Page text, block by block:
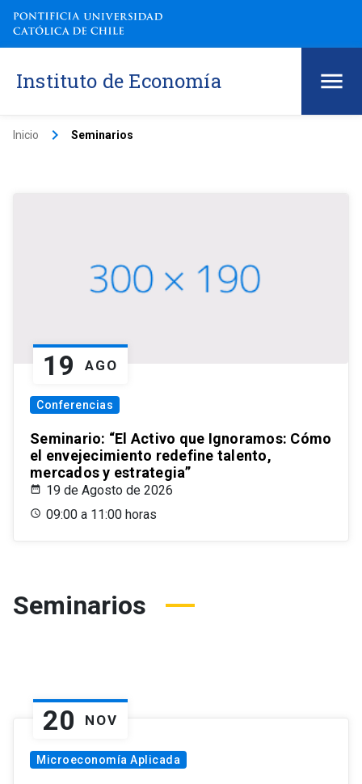
Instituto de Economía
Inicio keyboard_arrow_right Seminarios
19 AGO
Conferencias
Seminario: “El Activo que Ignoramos: Cómo
el envejecimiento redefine talento,
mercados y estrategia”
19 de Agosto de 2026
09:00 a 11:00 horas
Seminarios
20 NOV
Microeconomía Aplicada